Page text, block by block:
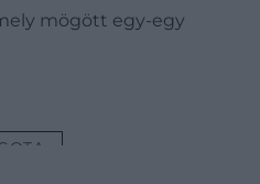
mögött egy-egy